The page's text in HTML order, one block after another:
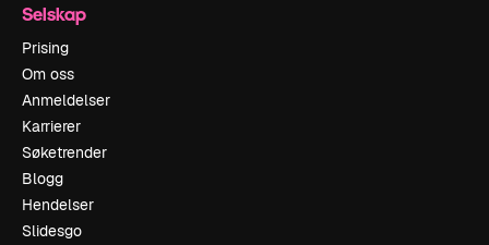
Selskap
Prising
Om oss
Anmeldelser
Karrierer
Søketrender
Blogg
Hendelser
Slidesgo